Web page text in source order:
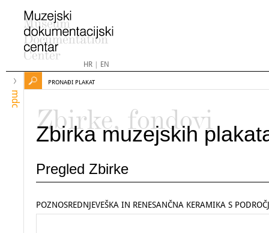
HR| EN
mdc
PRONAĐI PLAKAT
Zbirke, fondovi
Zbirka muzejskih
Pregled Zbirke
POZNOSREDNJEVEŠKA IN RENESANČNA KERAMIKA S